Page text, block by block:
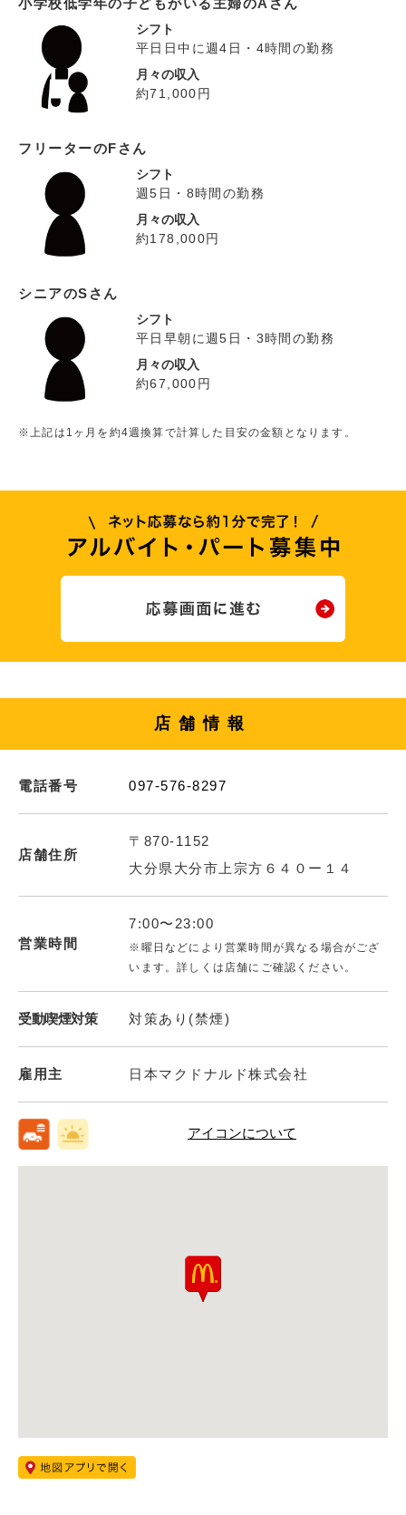
小学校低学年の子どもがいる主婦のAさん
シフト
平日日中に週4日・4時間の勤務
月々の収入
約71,000円
フリーターのFさん
シフト
週5日・8時間の勤務
月々の収入
約178,000円
シニアのSさん
シフト
平日早朝に週5日・3時間の勤務
月々の収入
約67,000円
※上記は1ヶ月を約4週換算で計算した目安の金額となります。
店舗情報
電話番号 097-576-8297
店舗住所
〒870-1152
大分県大分市上宗方６４０ー１４
営業時間
7:00〜23:00
※曜日などにより営業時間が異なる場合がござ
います。詳しくは店舗にご確認ください。
受動喫煙対策 対策あり(禁煙)
雇用主 日本マクドナルド株式会社
アイコンについて